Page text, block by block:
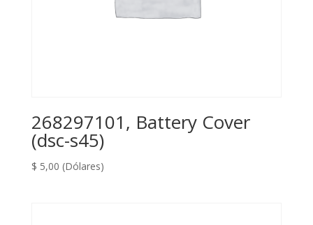
268297101, Battery Cover
(dsc-s45)
$ 5,00 (Dólares)